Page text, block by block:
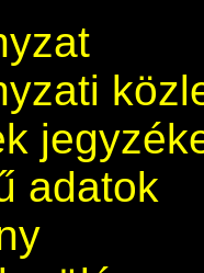
adatok